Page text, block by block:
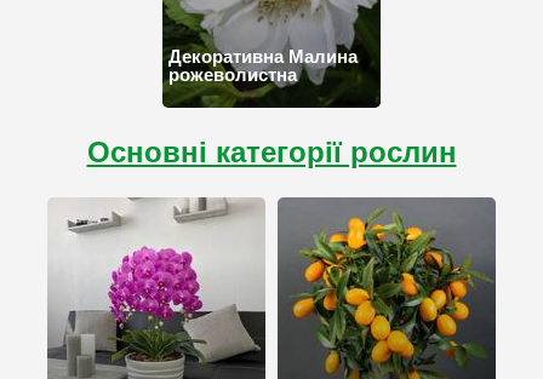
Декоративна Малина
рожеволистна
Основні категорії рослин